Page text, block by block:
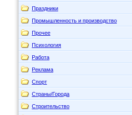
Праздники
Промышленность и производство
Прочее
Психология
Работа
Реклама
Спорт
Страны/Города
Строительство